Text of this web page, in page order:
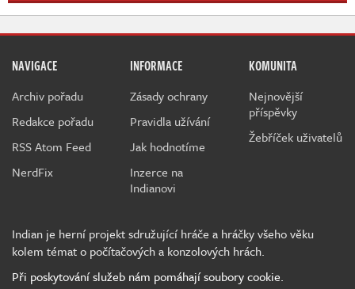
NAVIGACE
Archiv pořadu
Redakce pořadu
RSS Atom Feed
NerdFix
INFORMACE
Zásady ochrany
Pravidla užívání
Jak hodnotíme
Inzerce na
Indianovi
KOMUNITA
Nejnovější
příspěvky
Žebříček uživatelů
Indian je herní projekt sdružující hráče a hráčky všeho věku
kolem témat o počítačových a konzolových hrách.
Při poskytování služeb nám pomáhají soubory cookie.